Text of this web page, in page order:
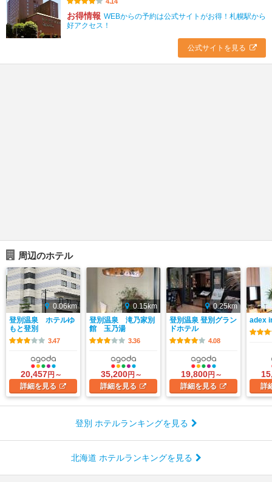
お得情報 WEBからの予約は公式サイトがお得！札幌駅から
好アクセス！
公式サイトを見る
周辺のホテル
0.06km
登別温泉 ホテルゆ
もと登別
3.47
20,457円～
詳細を見る
0.15km
登別温泉 滝乃家別
館 玉乃湯
3.36
35,200円～
詳細を見る
0.25km
登別温泉 登別グラン
ドホテル
4.08
19,800円～
詳細を見る
adex
詳
登別 ホテルランキングを見る
北海道 ホテルランキングを見る